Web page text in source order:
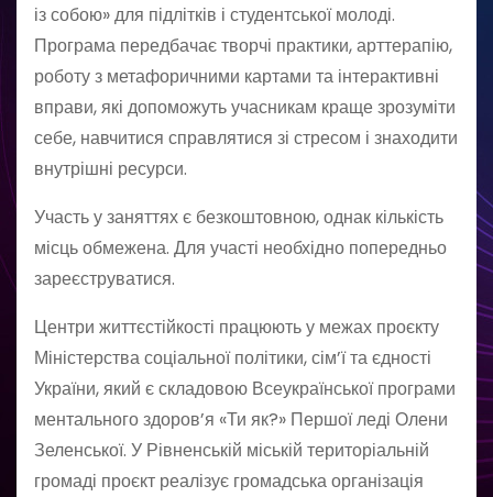
із собою» для підлітків і студентської молоді.
Програма передбачає творчі практики, арттерапію,
роботу з метафоричними картами та інтерактивні
вправи, які допоможуть учасникам краще зрозуміти
себе, навчитися справлятися зі стресом і знаходити
внутрішні ресурси.
Участь у заняттях є безкоштовною, однак кількість
місць обмежена. Для участі необхідно попередньо
зареєструватися.
Центри життєстійкості працюють у межах проєкту
Міністерства соціальної політики, сім’ї та єдності
України, який є складовою Всеукраїнської програми
ментального здоров’я «Ти як?» Першої леді Олени
Зеленської. У Рівненській міській територіальній
громаді проєкт реалізує громадська організація